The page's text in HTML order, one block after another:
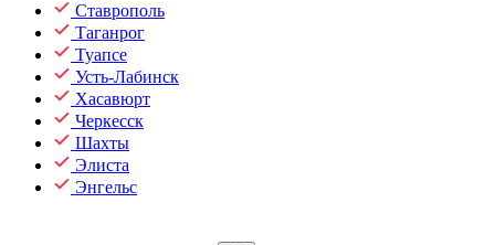
Ставрополь
Таганрог
Туапсе
Усть-Лабинск
Хасавюрт
Черкесск
Шахты
Элиста
Энгельс